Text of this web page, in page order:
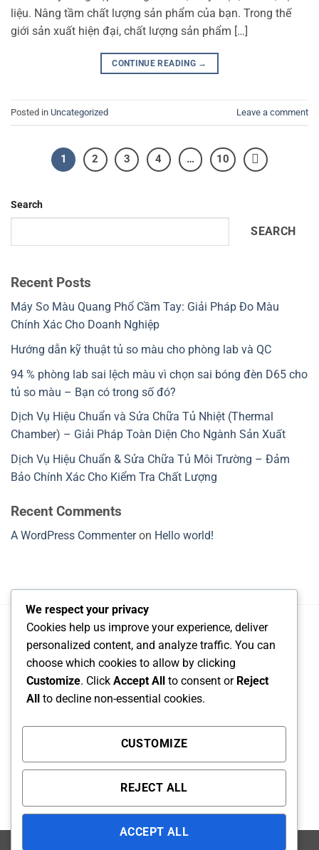
liệu. Nâng tầm chất lượng sản phẩm của bạn. Trong thế
giới sản xuất hiện đại, chất lượng sản phẩm […]
CONTINUE READING →
Posted in Uncategorized Leave a comment
1 2 3 4 … 10
Search
SEARCH
Recent Posts
Máy So Màu Quang Phổ Cầm Tay: Giải Pháp Đo Màu
Chính Xác Cho Doanh Nghiệp
Hướng dẫn kỹ thuật tủ so màu cho phòng lab và QC
94 % phòng lab sai lệch màu vì chọn sai bóng đèn D65 cho
tủ so màu – Bạn có trong số đó?
Dịch Vụ Hiệu Chuẩn và Sửa Chữa Tủ Nhiệt (Thermal
Chamber) – Giải Pháp Toàn Diện Cho Ngành Sản Xuất
Dịch Vụ Hiệu Chuẩn & Sửa Chữa Tủ Môi Trường – Đảm
Bảo Chính Xác Cho Kiểm Tra Chất Lượng
Recent Comments
A WordPress Commenteron Hello world!
Sale Engineer : NGUYỄN VŨ GIA HUY – 090 819 5875
Email báo giá và tư vấn : congnghegiahuy@gmail.com
CÔNG TY TNHH CÔNG NGHỆ DỊCH VỤ GIA HUY
Khu phố Phước Hiệp, Phường Long Phước, TP Hồ Chí
We respect your privacy
Cookies help us improve your experience, deliver
personalized content, and analyze traffic. You can
choose which cookies to allow by clicking
Customize. Click Accept All to consent or Reject
All to decline non-essential cookies.
CUSTOMIZE
REJECT ALL
ACCEPT ALL